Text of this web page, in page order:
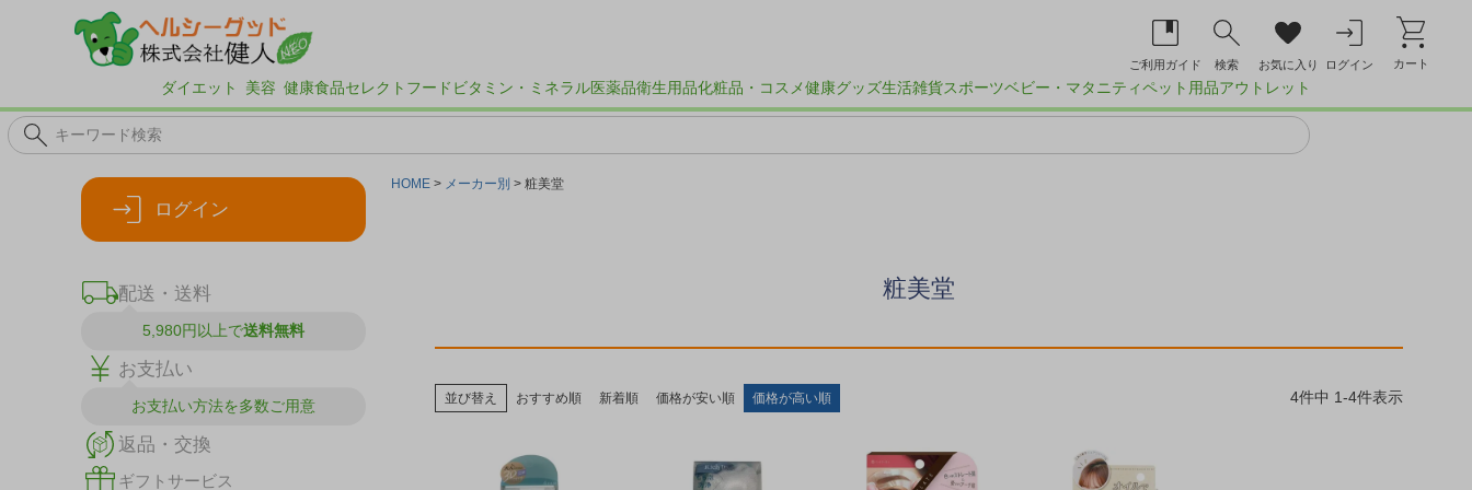
ご利用ガイド 検索 お気に入り ログイン カート
ダイエット 美容 健康食品セレクトフード ビタミン・ミネラル医薬品衛生用品化粧品・コスメ健康グッズ生活雑貨スポーツベビー・マタニティペット用品アウトレット
ログイン
配送・送料
5,980円以上で送料無料
お支払い
お支払い方法を多数ご用意
返品・交換
ギフトサービス
HOME メーカー別 粧美堂
粧美堂
並び替え おすすめ順 新着順 価格が安い順 価格が高い順 4件中 1-4件表示